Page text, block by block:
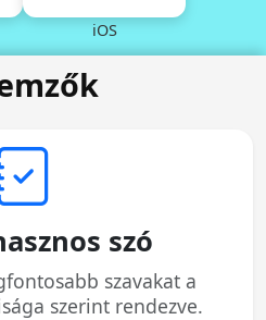
iOS
szó
szavakat a
szerint rendezve.